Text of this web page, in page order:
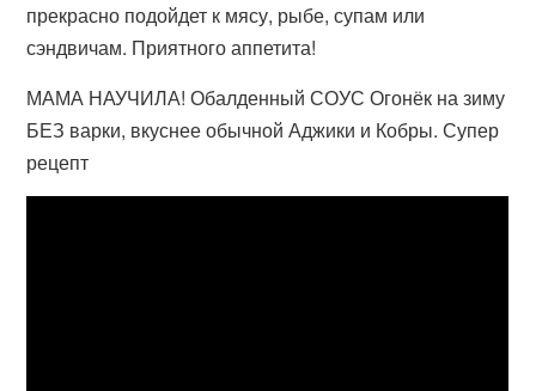
прекрасно подойдет к мясу, рыбе, супам или
сэндвичам. Приятного аппетита!
МАМА НАУЧИЛА! Обалденный СОУС Огонёк на зиму
БЕЗ варки, вкуснее обычной Аджики и Кобры. Супер
рецепт